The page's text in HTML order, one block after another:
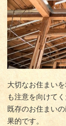
大切なお住まい
も注意を向けてく
既存のお住まい
果的です。